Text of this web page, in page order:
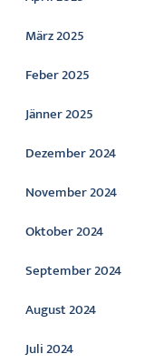
März 2025
Feber 2025
Jänner 2025
Dezember 2024
November 2024
Oktober 2024
September 2024
August 2024
Juli 2024